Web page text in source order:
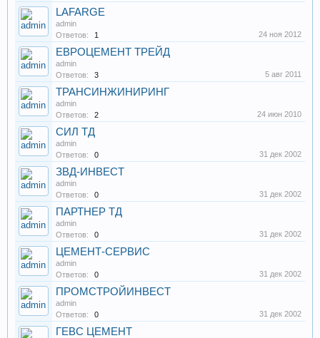
LAFARGE
admin
Ответов:
1 24 ноя 2012
ЕВРОЦЕМЕНТ ТРЕЙД
admin
Ответов:
3 5 авг 2011
ТРАНСИНЖИНИРИНГ
admin
Ответов:
2 24 июн 2010
СИЛ ТД
admin
Ответов:
0 31 дек 2002
ЗВД-ИНВЕСТ
admin
Ответов:
0 31 дек 2002
ПАРТНЕР ТД
admin
Ответов:
0 31 дек 2002
ЦЕМЕНТ-СЕРВИС
admin
Ответов:
0 31 дек 2002
ПРОМСТРОЙИНВЕСТ
admin
Ответов:
0 31 дек 2002
ГЕВС ЦЕМЕНТ